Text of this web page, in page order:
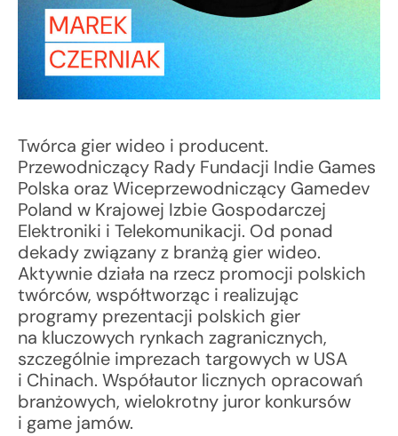
Twórca gier wideo i producent.
Przewodniczący Rady Fundacji Indie Games
Polska oraz Wiceprzewodniczący Gamedev
Poland w Krajowej Izbie Gospodarczej
Elektroniki i Telekomunikacji. Od ponad
dekady związany z branżą gier wideo.
Aktywnie działa na rzecz promocji polskich
twórców, współtworząc i realizując
programy prezentacji polskich gier
na kluczowych rynkach zagranicznych,
szczególnie imprezach targowych w USA
i Chinach. Współautor licznych opracowań
branżowych, wielokrotny juror konkursów
i game jamów.